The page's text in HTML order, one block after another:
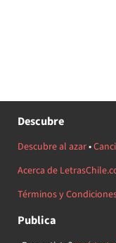
Descubre
Descubre al azar•
Acerca de
Términos y
Publica